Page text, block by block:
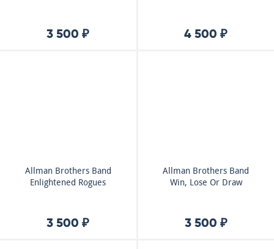
3 500 ₽ 4 500 ₽
Allman Brothers Band
Enlightened Rogues
3 500 ₽
Allman Brothers Band
Win, Lose Or Draw
3 500 ₽